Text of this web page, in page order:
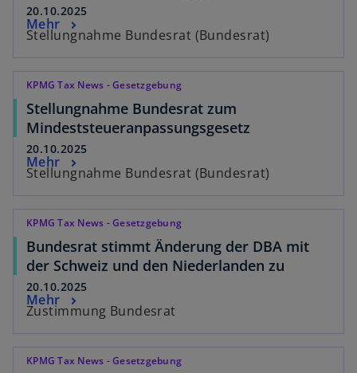
20.10.2025
Stellungnahme Bundesrat (Bundesrat)
Mehr
KPMG Tax News - Gesetzgebung
Stellungnahme Bundesrat zum
Mindeststeueranpassungsgesetz
20.10.2025
Stellungnahme Bundesrat (Bundesrat)
Mehr
KPMG Tax News - Gesetzgebung
Bundesrat stimmt Änderung der DBA mit
der Schweiz und den Niederlanden zu
20.10.2025
Zustimmung Bundesrat
Mehr
KPMG Tax News - Gesetzgebung